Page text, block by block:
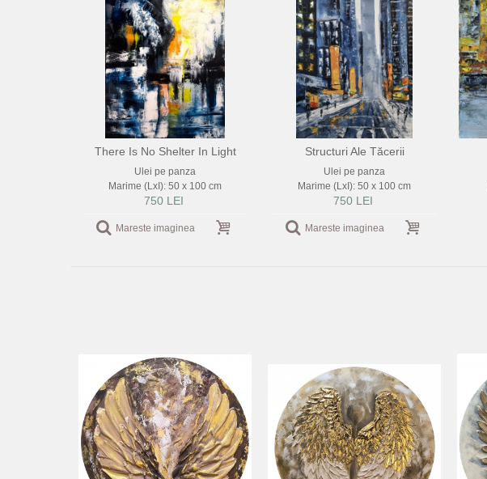
There Is No Shelter In Light
Ulei pe panza
Marime (LxI): 50 x 100 cm
750 LEI
Mareste imaginea
Structuri Ale Tăcerii
Ulei pe panza
Marime (LxI): 50 x 100 cm
750 LEI
Mareste imaginea